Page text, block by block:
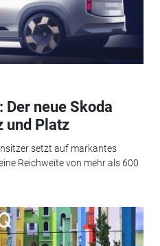
neue Skoda
und Platz
setzt auf markantes
Reichweite von mehr als 600